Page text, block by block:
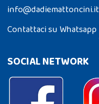
info@dadiemattoncini.it
Contattaci su Whatsapp
SOCIAL NETWORK